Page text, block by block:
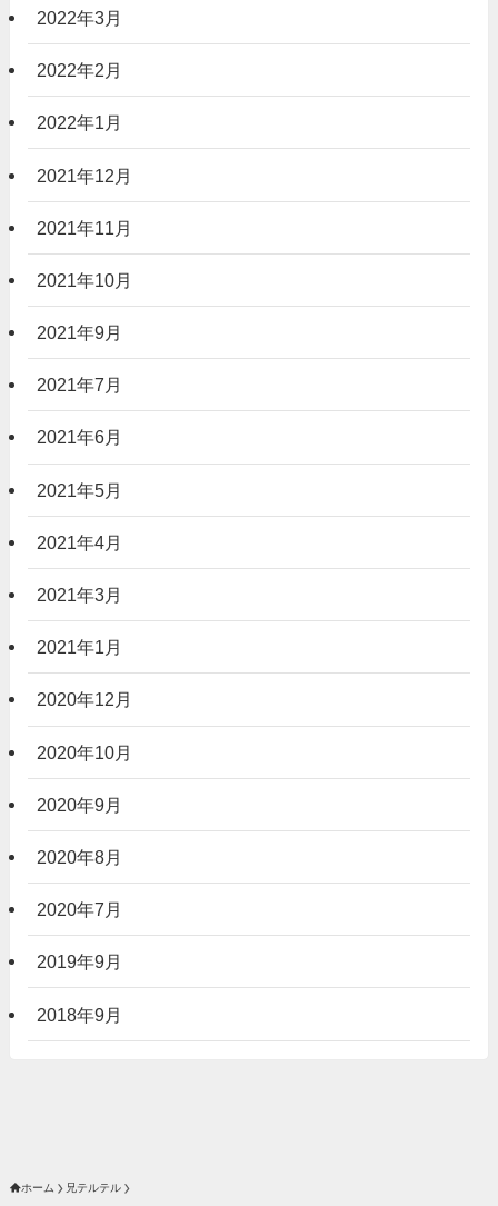
2022年3月
2022年2月
2022年1月
2021年12月
2021年11月
2021年10月
2021年9月
2021年7月
2021年6月
2021年5月
2021年4月
2021年3月
2021年1月
2020年12月
2020年10月
2020年9月
2020年8月
2020年7月
2019年9月
2018年9月
ホーム 兄テルテル